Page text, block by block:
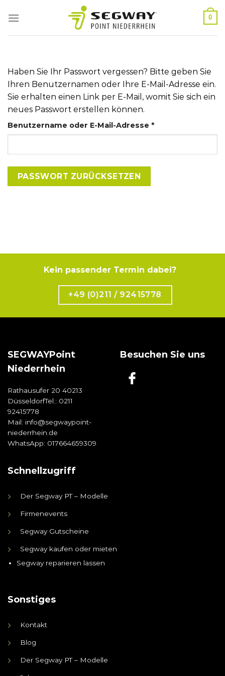
Inhalt
0
Haben Sie Ihr Passwort vergessen? Bitte geben Sie
Ihren Benutzernamen oder Ihre E-Mail-Adresse ein.
Sie erhalten einen Link per E-Mail, womit Sie sich ein
neues Passwort erstellen können.
Benutzername oder E-Mail-Adresse *Erforderlich
PASSWORT ZURÜCKSETZEN
Kein passender Termin dabei?
+49 (0)211 / 92415778
SEGWAYPoint
Niederrhein
Rathausufer 20 40213
DüsseldorfTel.: 0211
92415778
Mail: info@segwaypoint-
niederrhein.de
WhatsApp: 017664659309
Besuchen Sie uns
Schnellzugriff
Der Segway PT – Modelle
Firmenevents
Segway Gutscheine
Segway kaufen oder mieten
Segway reparieren lassen
Sonstiges
Kontakt
Blog
Der Segway PT – Modelle